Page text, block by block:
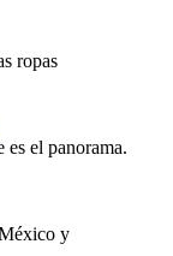
ropas
el panorama.
y